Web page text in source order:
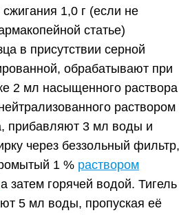
1,0 г (если не
статье)
в присутствии серной
обрабатывают при
2 мл насыщенного раствора
раствором
прибавляют 3 мл воды и
через беззольный фильтр,
1 % раствором
затем горячей водой. Тигель
5 мл воды, пропуская её